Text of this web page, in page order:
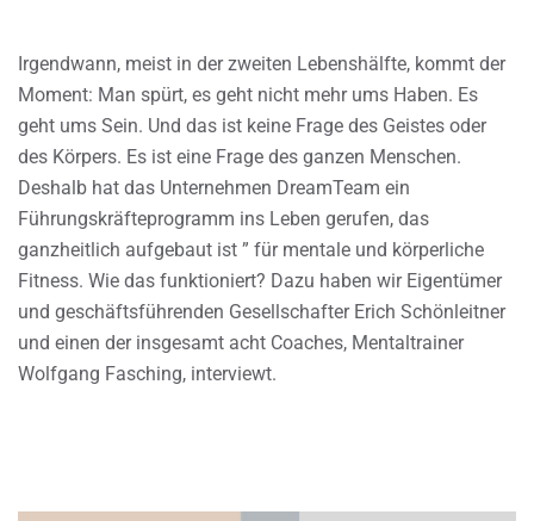
Irgendwann, meist in der zweiten Lebenshälfte, kommt der
Moment: Man spürt, es geht nicht mehr ums Haben. Es
geht ums Sein. Und das ist keine Frage des Geistes oder
des Körpers. Es ist eine Frage des ganzen Menschen.
Deshalb hat das Unternehmen DreamTeam ein
Führungskräfteprogramm ins Leben gerufen, das
ganzheitlich aufgebaut ist ” für mentale und körperliche
Fitness. Wie das funktioniert? Dazu haben wir Eigentümer
und geschäftsführenden Gesellschafter Erich Schönleitner
und einen der insgesamt acht Coaches, Mentaltrainer
Wolfgang Fasching, interviewt.